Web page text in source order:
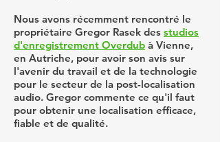
Nous avons récemment rencontré le
propriétaire Gregor Rasek des studios
d'enregistrement Overdub à Vienne,
en Autriche, pour avoir son avis sur
l'avenir du travail et de la technologie
pour le secteur de la post-localisation
audio. Gregor commente ce qu'il faut
pour obtenir une localisation efficace,
fiable et de qualité.